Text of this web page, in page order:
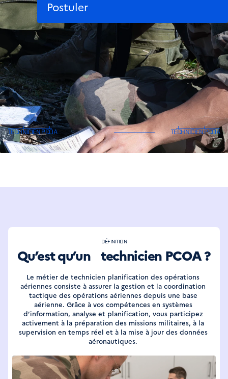
Postuler
En tant que technicien planification et
conduite des opérations aériennes,
vous êtes au cœur du fonctionnement
stratégique de l’armée de l’Air et de
l’Espace.
Qu’est qu’un technicien PCOA ?
DÉFINITION
Le métier de technicien planification des opérations
aériennes consiste à assurer la gestion et la coordination
tactique des opérations aériennes depuis une base
aérienne. Grâce à vos compétences en systèmes
d’information, analyse et planification, vous participez
activement à la préparation des missions militaires, à la
supervision en temps réel et à la mise à jour des données
aéronautiques.